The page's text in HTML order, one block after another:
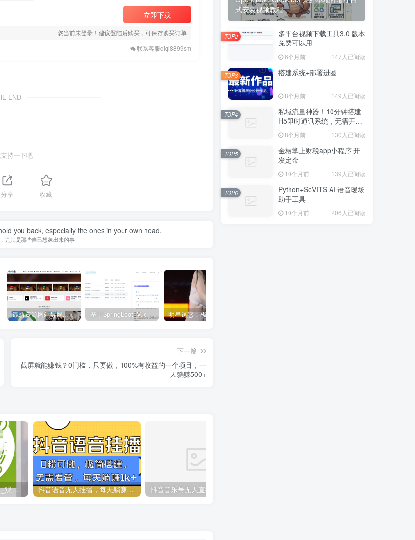
立即下载
您当前未登录！建议登陆后购买，可保存购买订单
联系客服qiqi8899sm
END
持一下吧
分享 收藏
you back, especially the ones in your own head.
尤其是那些自己想象出来的事
最新资源网站导航,让你的资源爆满！推荐5个优质互联网资源分享网站 基于SpringBoot+Vue.js智能考试系统(源码+文档+视频+包运行)
下一篇
截屏就能赚钱？0门槛，只要做，100%有收益的一个项目，一
天躺赚500+
领卡密引流系统源码分享_观看激励视频广告点赞得双倍好处 抖音语音无人挂播，每天躺赚1000+，新老号0粉可播，简单好操作
式安装视频教程
多平台视频下载工具3.0 版本
免费可以用
6个月前 147人已阅读
TOP2
搭建系统+部署进圈
8个月前 149人已阅读
TOP3
私域流量神器！10分钟搭建
H5即时通讯系统，无需开
8个月前 130人已阅读
TOP4
金桔掌上财税app小程序 开
发定金
10个月前 139人已阅读
TOP5
Python+SoVITS AI 语音暖场
助手工具
10个月前 206人已阅读
TOP6